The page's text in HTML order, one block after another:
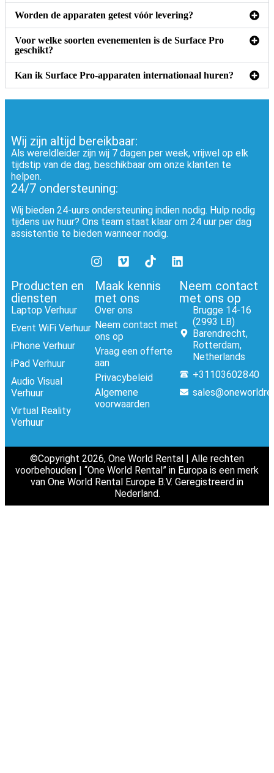
Worden de apparaten getest vóór levering?
Voor welke soorten evenementen is de Surface Pro
geschikt?
Kan ik Surface Pro-apparaten internationaal huren?
Wij zijn altijd bereikbaar:
Als wereldleider zijn wij 7 dagen per week, vrijwel op elk
tijdstip van de dag, beschikbaar om onze klanten te
helpen.
24/7 ondersteuning:
Wij bieden 24-uurs ondersteuning indien nodig. Hulp nodig
tijdens uw huur? Ons team staat klaar om 24 uur per dag
assistentie te bieden wanneer nodig.
Producten en
diensten
Laptop Verhuur
Event WiFi Verhuur
iPhone Verhuur
iPad Verhuur
Audio Visual
Verhuur
Virtual Reality
Verhuur
Maak kennis
met ons
Over ons
Neem contact met
ons op
Vraag een offerte
aan
Privacybeleid
Algemene
voorwaarden
Neem contact
met ons op
Brugge 14-16
(2993 LB)
Barendrecht,
Rotterdam,
Netherlands
+31103602840
©Copyright 2026, One World Rental | Alle rechten
voorbehouden | “One World Rental” in Europa is een merk
van One World Rental Europe B.V. Geregistreerd in
Nederland.